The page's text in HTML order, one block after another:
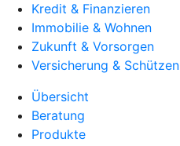
Kredit & Finanzieren
Immobilie & Wohnen
Zukunft & Vorsorgen
Versicherung & Schützen
Übersicht
Beratung
Produkte